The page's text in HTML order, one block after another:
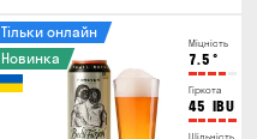
Міцність
7.5 °
Гіркота
45 IBU
Щільність
Тільки онлайн
Новинка